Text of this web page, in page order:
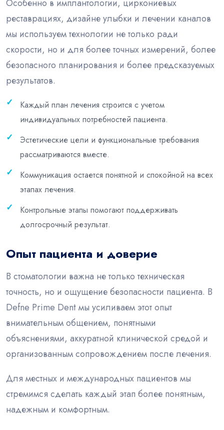
Особенно в имплантологии, циркониевых
реставрациях, дизайне улыбки и лечении каналов
мы используем технологии не только ради
скорости, но и для более точных измерений, более
безопасного планирования и более предсказуемых
результатов.
Каждый план лечения строится с учетом
индивидуальных потребностей пациента.
Эстетические цели и функциональные требования
рассматриваются вместе.
Коммуникация остается понятной и спокойной на всех
этапах лечения.
Контрольные этапы помогают поддерживать
долгосрочный результат.
Опыт пациента и доверие
В стоматологии важна не только техническая
точность, но и ощущение безопасности пациента. В
Defne Prime Dent мы усиливаем этот опыт
внимательным общением, понятными
объяснениями, аккуратной клинической средой и
организованным сопровождением после лечения.
Для местных и международных пациентов мы
стремимся сделать каждый этап более понятным,
надежным и комфортным.